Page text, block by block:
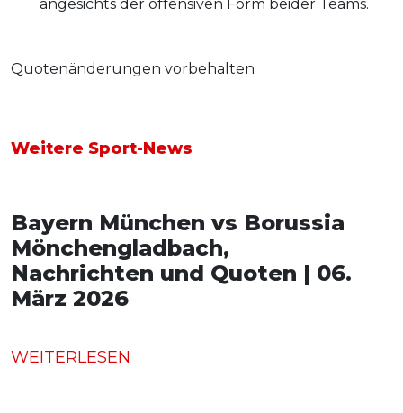
angesichts der offensiven Form beider Teams.
Quotenänderungen vorbehalten
Weitere Sport-News
Bayern München vs Borussia
Mönchengladbach,
Nachrichten und Quoten | 06.
März 2026
WEITERLESEN